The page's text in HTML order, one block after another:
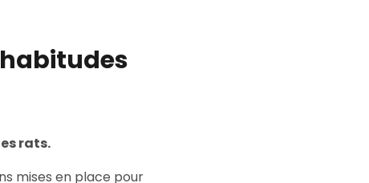
rats.
mises en place pour